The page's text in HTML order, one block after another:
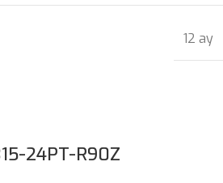
12 ay
24PT-R90Z